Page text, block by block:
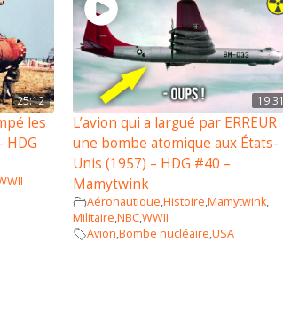
25:12
les
HDG
19:31
L’avion qui a largué par ERREUR
une bombe atomique aux États-
Unis (1957) – HDG #40 –
Mamytwink
Aéronautique,Histoire,Mamytwink,
Militaire,NBC,WWII
Avion,Bombe nucléaire,USA